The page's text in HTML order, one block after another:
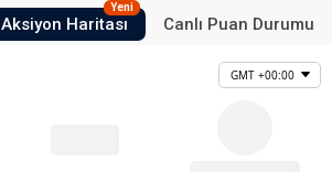
Aksiyon Haritası
Yeni
Canlı Puan Durumu
GMT +00:00